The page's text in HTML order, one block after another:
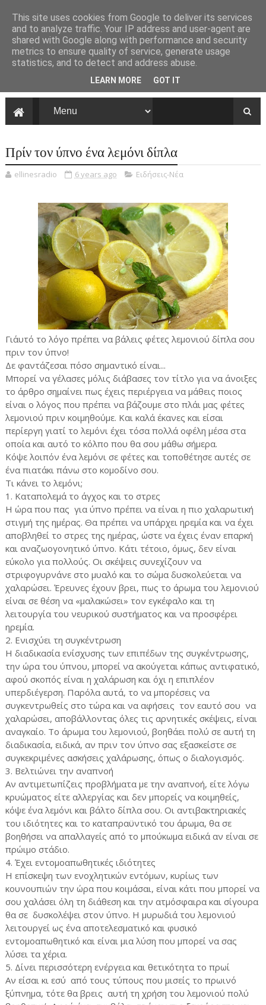
Πρίν τον ύπνο ένα λεμόνι δίπλα
ellinesradio 6 years ago Ειδήσεις-Νέα
Γι΄αυτό το λόγο πρέπει να βάλεις φέτες λεμονιού δίπλα σου
πριν τον ύπνο!
Δε φαντάζεσαι πόσο σημαντικό είναι...
Μπορεί να γέλασες μόλις διάβασες τον τίτλο για να άνοιξες
το άρθρο σημαίνει πως έχεις περιέργεια να μάθεις ποιος
είναι ο λόγος που πρέπει να βάζουμε στο πλάι μας φέτες
λεμονιού πριν κοιμηθούμε. Και καλά έκανες και είσαι
περίεργη γιατί το λεμόνι έχει τόσα πολλά οφέλη μέσα στα
οποία και αυτό το κόλπο που θα σου μάθω σήμερα.
Κόψε λοιπόν ένα λεμόνι σε φέτες και τοποθέτησε αυτές σε
ένα πιατάκι πάνω στο κομοδίνο σου.
Τι κάνει το λεμόνι;
1. Καταπολεμά το άγχος και το στρες
Η ώρα που πας για ύπνο πρέπει να είναι η πιο χαλαρωτική
στιγμή της ημέρας. Θα πρέπει να υπάρχει ηρεμία και να έχει
αποβληθεί το στρες της ημέρας, ώστε να έχεις έναν επαρκή
και αναζωογονητικό ύπνο. Κάτι τέτοιο, όμως, δεν είναι
εύκολο για πολλούς. Οι σκέψεις συνεχίζουν να
στριφογυρνάνε στο μυαλό και το σώμα δυσκολεύεται να
χαλαρώσει. Έρευνες έχουν βρει, πως το άρωμα του λεμονιού
είναι σε θέση να «μαλακώσει» τον εγκέφαλο και τη
λειτουργία του νευρικού συστήματος και να προσφέρει
ηρεμία.
2. Ενισχύει τη συγκέντρωση
Η διαδικασία ενίσχυσης των επιπέδων της συγκέντρωσης,
την ώρα του ύπνου, μπορεί να ακούγεται κάπως αντιφατικό,
αφού σκοπός είναι η χαλάρωση και όχι η επιπλέον
υπερδιέγερση. Παρόλα αυτά, το να μπορέσεις να
συγκεντρωθείς στο τώρα και να αφήσεις τον εαυτό σου να
χαλαρώσει, αποβάλλοντας όλες τις αρνητικές σκέψεις, είναι
αναγκαίο. Το άρωμα του λεμονιού, βοηθάει πολύ σε αυτή τη
διαδικασία, ειδικά, αν πριν τον ύπνο σας εξασκείστε σε
συγκεκριμένες ασκήσεις χαλάρωσης, όπως ο διαλογισμός.
3. Βελτιώνει την αναπνοή
Αν αντιμετωπίζεις προβλήματα με την αναπνοή, είτε λόγω
κρυώματος είτε αλλεργίας και δεν μπορείς να κοιμηθείς,
κόψε ένα λεμόνι και βάλτο δίπλα σου. Οι αντιβακτηριακές
του ιδιότητες και το καταπραϋντικό του άρωμα, θα σε
βοηθήσει να απαλλαγείς από το μπούκωμα ειδικά αν είναι σε
πρώιμο στάδιο.
4. Έχει εντομοαπωθητικές ιδιότητες
Η επίσκεψη των ενοχλητικών εντόμων, κυρίως των
κουνουπιών την ώρα που κοιμάσαι, είναι κάτι που μπορεί να
σου χαλάσει όλη τη διάθεση και την ατμόσφαιρα και σίγουρα
θα σε δυσκολέψει στον ύπνο. Η μυρωδιά του λεμονιού
λειτουργεί ως ένα αποτελεσματικό και φυσικό
εντομοαπωθητικό και είναι μια λύση που μπορεί να σας
λύσει τα χέρια.
5. Δίνει περισσότερη ενέργεια και θετικότητα το πρωί
Αν είσαι κι εσύ από τους τύπους που μισείς το πρωινό
ξύπνημα, τότε θα βρεις αυτή τη χρήση του λεμονιού πολύ
This site uses cookies from Google to deliver its services
and to analyze traffic. Your IP address and user-agent are
shared with Google along with performance and security
metrics to ensure quality of service, generate usage
statistics, and to detect and address abuse.
LEARN MORE GOT IT